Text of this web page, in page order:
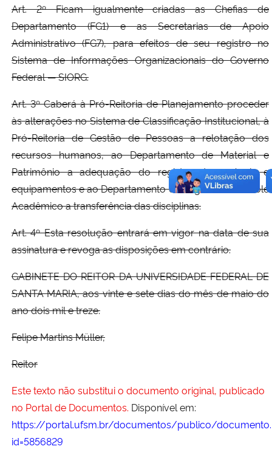
Art. 2º Ficam igualmente criadas as Chefias de
Departamento (FG1) e as Secretarias de Apoio
Administrativo (FG7), para efeitos de seu registro no
Sistema de Informações Organizacionais do Governo
Federal — SIORG.
Art. 3º Caberá à Pró-Reitoria de Planejamento proceder
às alterações no Sistema de Classificação Institucional, à
Pró-Reitoria de Gestão de Pessoas a relotação dos
recursos humanos, ao Departamento de Material e
Patrimônio a adequação do registro dos móveis e
equipamentos e ao Departamento de Registro e Controle
Acadêmico a transferência das disciplinas.
Art. 4º Esta resolução entrará em vigor na data de sua
assinatura e revoga as disposições em contrário.
GABINETE DO REITOR DA UNIVERSIDADE FEDERAL DE
SANTA MARIA, aos vinte e sete dias do mês de maio do
ano dois mil e treze.
Felipe Martins Müller,
Reitor
Este texto não substitui o documento original, publicado
no Portal de Documentos. Disponível em:
https://portal.ufsm.br/documentos/publico/
id=5856829